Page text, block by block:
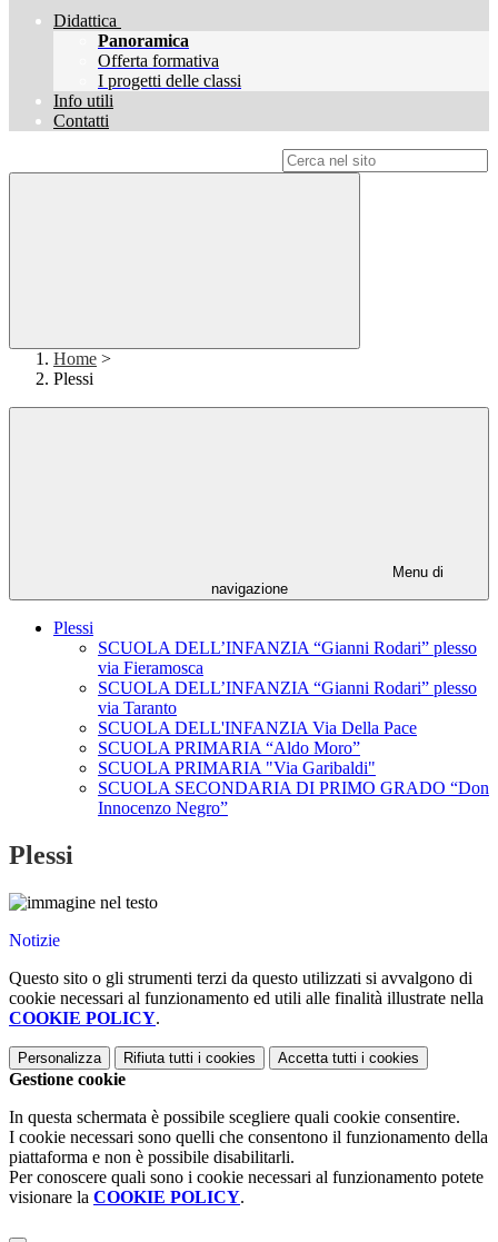
Didattica
Panoramica
Offerta formativa
I progetti delle classi
Info utili
Contatti
Home >
Plessi
Menu di
navigazione
Plessi
SCUOLA DELL’INFANZIA “Gianni Rodari” plesso
via Fieramosca
SCUOLA DELL’INFANZIA “Gianni Rodari” plesso
via Taranto
SCUOLA DELL'INFANZIA Via Della Pace
SCUOLA PRIMARIA “Aldo Moro”
SCUOLA PRIMARIA "Via Garibaldi"
SCUOLA SECONDARIA DI PRIMO GRADO “Don
Innocenzo Negro”
Plessi
Notizie
Questo sito o gli strumenti terzi da questo utilizzati si avvalgono di
cookie necessari al funzionamento ed utili alle finalità illustrate nella
COOKIE POLICY.
Personalizza Rifiuta tutti i cookies Accetta tutti i cookies
Gestione cookie
In questa schermata è possibile scegliere quali cookie consentire.
I cookie necessari sono quelli che consentono il funzionamento della
piattaforma e non è possibile disabilitarli.
Per conoscere quali sono i cookie necessari al funzionamento potete
visionare la COOKIE POLICY.